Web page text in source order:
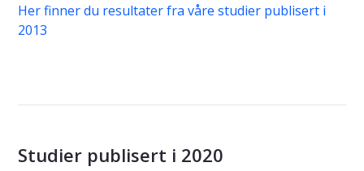
Her finner du resultater fra våre studier publisert i
2013
Studier publisert i 2020